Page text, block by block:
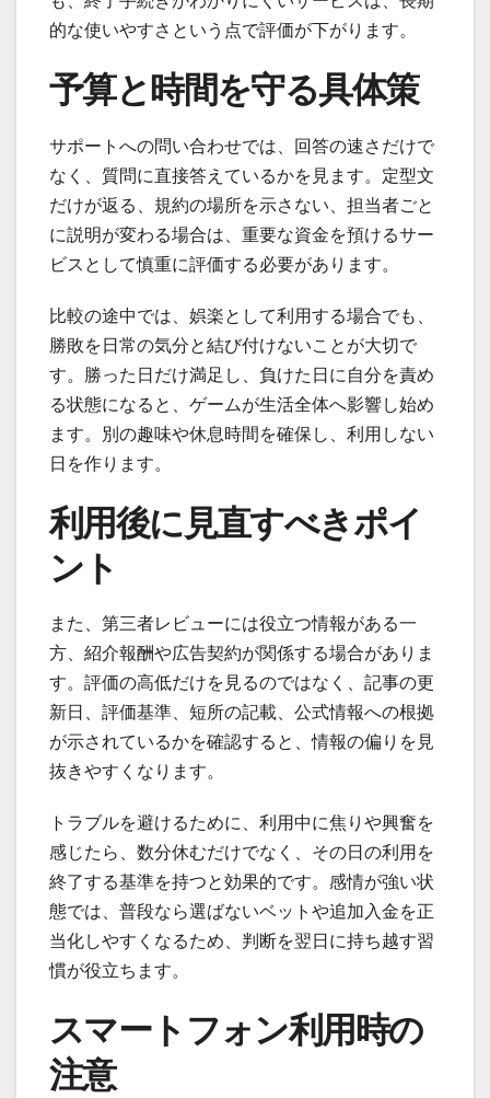
的な使いやすさという点で評価が下がります。
予算と時間を守る具体策
サポートへの問い合わせでは、回答の速さだけで
なく、質問に直接答えているかを見ます。定型文
だけが返る、規約の場所を示さない、担当者ごと
に説明が変わる場合は、重要な資金を預けるサー
ビスとして慎重に評価する必要があります。
比較の途中では、娯楽として利用する場合でも、
勝敗を日常の気分と結び付けないことが大切で
す。勝った日だけ満足し、負けた日に自分を責め
る状態になると、ゲームが生活全体へ影響し始め
ます。別の趣味や休息時間を確保し、利用しない
日を作ります。
利用後に見直すべきポイ
ント
また、第三者レビューには役立つ情報がある一
方、紹介報酬や広告契約が関係する場合がありま
す。評価の高低だけを見るのではなく、記事の更
新日、評価基準、短所の記載、公式情報への根拠
が示されているかを確認すると、情報の偏りを見
抜きやすくなります。
トラブルを避けるために、利用中に焦りや興奮を
感じたら、数分休むだけでなく、その日の利用を
終了する基準を持つと効果的です。感情が強い状
態では、普段なら選ばないベットや追加入金を正
当化しやすくなるため、判断を翌日に持ち越す習
慣が役立ちます。
スマートフォン利用時の
注意